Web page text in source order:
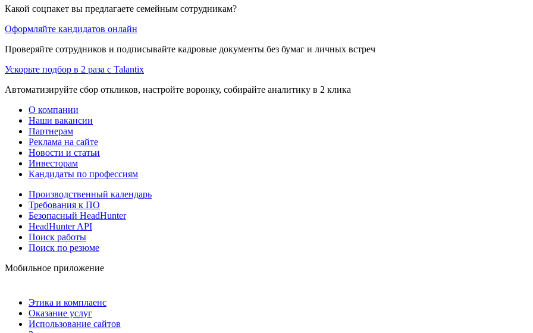
Какой соцпакет вы предлагаете семейным сотрудникам?
Оформляйте кандидатов онлайн
Проверяйте сотрудников и подписывайте кадровые документы без бумаг и личных встреч
Ускорьте подбор в 2 раза с Talantix
Автоматизируйте сбор откликов, настройте воронку, собирайте аналитику в 2 клика
О компании
Наши вакансии
Партнерам
Реклама на сайте
Новости и статьи
Инвесторам
Кандидаты по профессиям
Производственный календарь
Требования к ПО
Безопасный HeadHunter
HeadHunter API
Поиск работы
Поиск по резюме
Мобильное приложение
Этика и комплаенс
Оказание услуг
Использование сайтов